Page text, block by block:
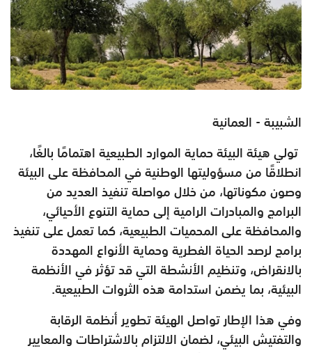
الشبيبة - العمانية
تولي هيئة البيئة حماية الموارد الطبيعية اهتمامًا بالغًا،
انطلاقًا من مسؤوليتها الوطنية في المحافظة على البيئة
وصون مكوناتها، من خلال مواصلة تنفيذ العديد من
البرامج والمبادرات الرامية إلى حماية التنوع الأحيائي،
والمحافظة على المحميات الطبيعية، كما تعمل على تنفيذ
برامج لرصد الحياة الفطرية وحماية الأنواع المهددة
بالانقراض، وتنظيم الأنشطة التي قد تؤثر في الأنظمة
البيئية، بما يضمن استدامة هذه الثروات الطبيعية.
وفي هذا الإطار تواصل الهيئة تطوير أنظمة الرقابة
والتفتيش البيئي، لضمان الالتزام بالاشتراطات والمعايير